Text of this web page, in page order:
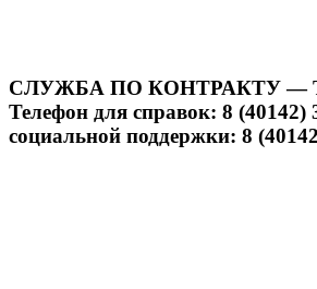
СЛУЖБА ПО КОНТРАКТУ —
Телефон для справок: 8
социальной поддержки: 8